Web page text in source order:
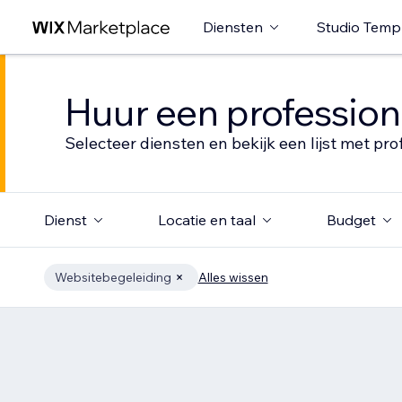
Diensten Studio
Huur een
Selecteer diensten en bekijk een lijst met
Dienst Locatie en taal Budget
Websitebegeleiding Alles wissen